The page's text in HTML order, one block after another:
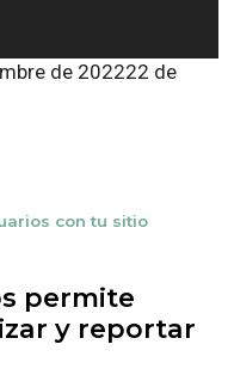
de 202222 de
con tu sitio
permite
y reportar